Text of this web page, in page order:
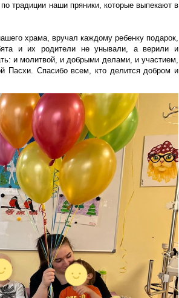
традиции наши пряники, которые выпекают в
храма, вручал каждому ребенку подарок,
и их родители не унывали, а верили и
и молитвой, и добрыми делами, и участием,
Пасхи. Спасибо всем, кто делится добром и